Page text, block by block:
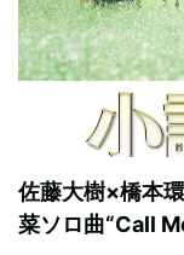
佐藤大樹×橋本
菜ソロ曲“Call